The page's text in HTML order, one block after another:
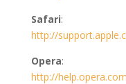
Safari:
http://
Opera:
http://